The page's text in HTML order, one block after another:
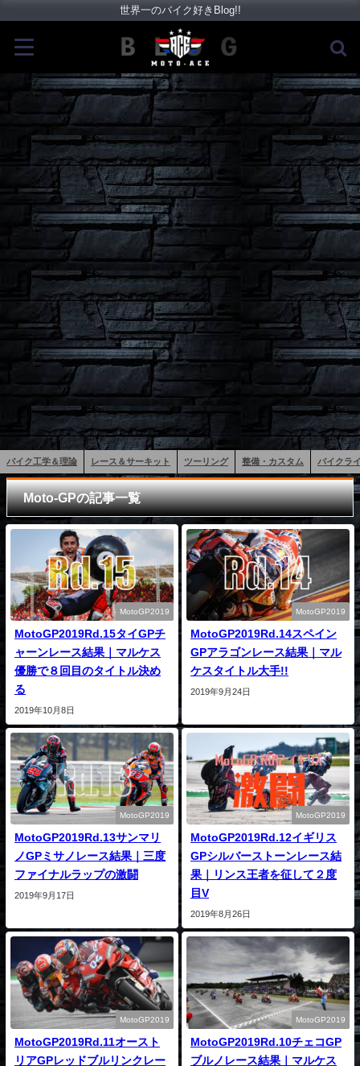
世界一のバイク好きBlog!!
バイク工学＆理論 レース＆サーキット ツーリング 整備・カスタム バイクラ
Moto-GPの記事一覧
MotoGP2019
MotoGP2019Rd.15タイGPチ
ャーンレース結果｜マルケス
優勝で８回目のタイトル決め
る
2019年10月8日
MotoGP2019
MotoGP2019Rd.14スペイン
GPアラゴンレース結果｜マル
ケスタイトル大手!!
2019年9月24日
MotoGP2019
MotoGP2019Rd.13サンマリ
ノGPミサノレース結果｜三度
ファイナルラップの激闘
2019年9月17日
MotoGP2019
MotoGP2019Rd.12イギリス
GPシルバーストーンレース結
果｜リンス王者を征して２度
目V
2019年8月26日
MotoGP2019
MotoGP2019Rd.11オースト
リアGPレッドブルリンクレー
MotoGP2019
MotoGP2019Rd.10チェコGP
ブルノレース結果｜マルケス